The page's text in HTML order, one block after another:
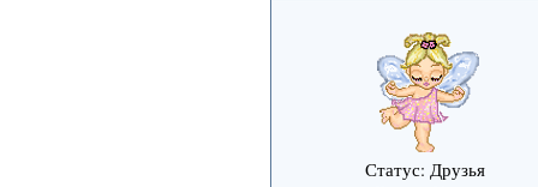
Статус: Друзья